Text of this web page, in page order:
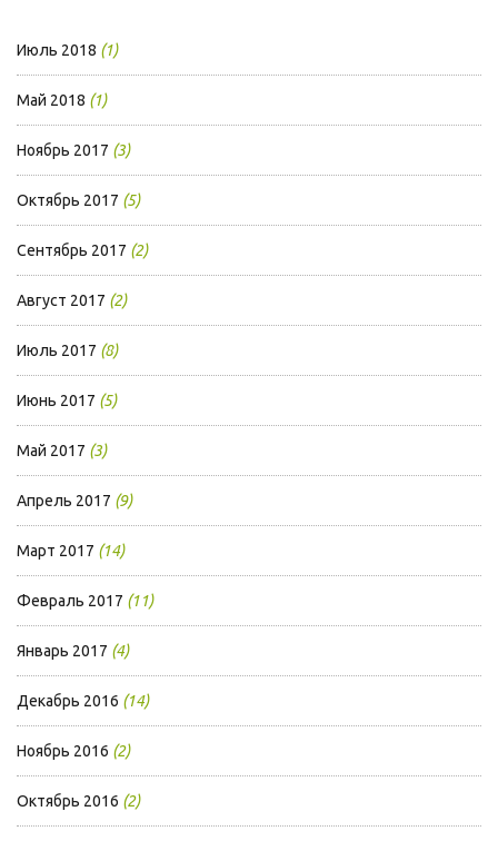
Июль 2018 (1)
Май 2018 (1)
Ноябрь 2017 (3)
Октябрь 2017 (5)
Сентябрь 2017 (2)
Август 2017 (2)
Июль 2017 (8)
Июнь 2017 (5)
Май 2017 (3)
Апрель 2017 (9)
Март 2017 (14)
Февраль 2017 (11)
Январь 2017 (4)
Декабрь 2016 (14)
Ноябрь 2016 (2)
Октябрь 2016 (2)